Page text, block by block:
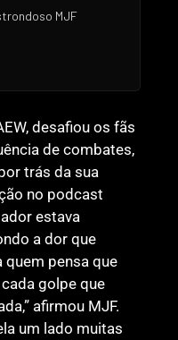
MJF
desafiou os fãs
de combates,
trás da sua
no podcast
estava
a dor que
quem pensa que
golpe que
afirmou MJF.
um lado muitas